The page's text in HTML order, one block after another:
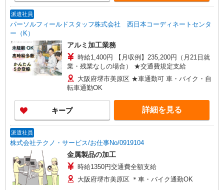
派遣社員
パーソルフィールドスタッフ株式会社 西日本コーディネートセンタ
ー（K）
アルミ加工業務
時給1,400円 【月収例】235,200円（月21日就
業・残業なしの場合） ★交通費規定支給
大阪府堺市美原区 ★車通勤可 車・バイク・自
転車通勤OK
キープ 詳細を見る
派遣社員
株式会社テクノ・サービス/お仕事No/0919104
金属製品の加工
時給1350円交通費全額支給
大阪府堺市美原区 ＊車・バイク通勤OK